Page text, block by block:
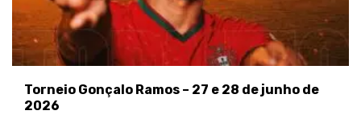
Torneio Gonçalo Ramos – 27 e 28 de junho de
2026